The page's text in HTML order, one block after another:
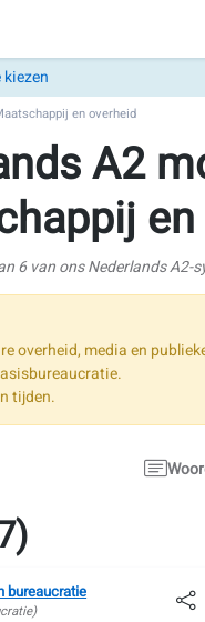
en overheid
A2
6 van ons Nederlands
overheid, media en
tijden.
bureaucratie